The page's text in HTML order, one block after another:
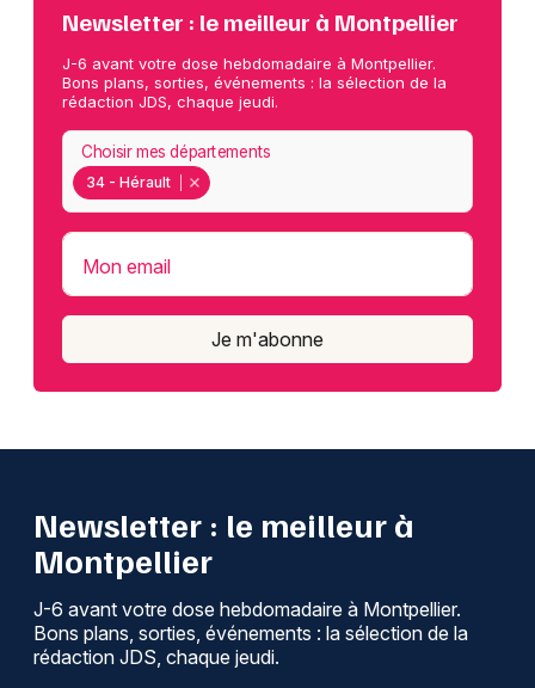
Newsletter : le meilleur à Montpellier
J-6 avant votre dose hebdomadaire à Montpellier.
Bons plans, sorties, événements : la sélection de la
rédaction JDS, chaque jeudi.
34 - Hérault
Choisir mes départements
Mon email
Je m'abonne
Newsletter : le meilleur à
Montpellier
J-6 avant votre dose hebdomadaire à Montpellier.
Bons plans, sorties, événements : la sélection de la
rédaction JDS, chaque jeudi.